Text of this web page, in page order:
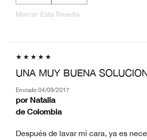
Marcar Esta Reseña
UNA MUY BUENA
Enviado 04/09/2017
por Natalia
de Colombia
Después de lavar mi cara, ya es